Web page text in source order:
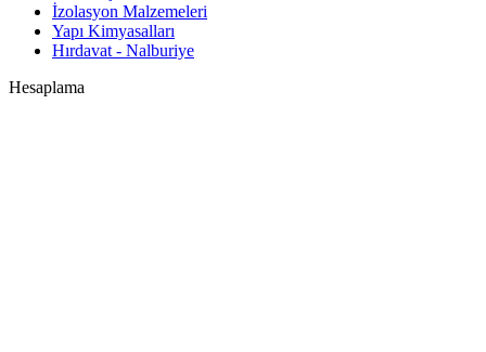
İzolasyon Malzemeleri
Yapı Kimyasalları
Hırdavat - Nalburiye
Hesaplama